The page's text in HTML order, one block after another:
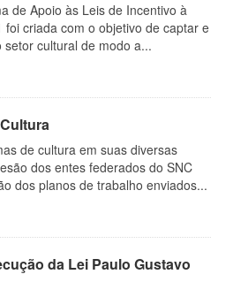
de Apoio às Leis de Incentivo à
foi criada com o objetivo de captar e
cultural de modo a...
de cultura em suas diversas
dos entes federados do SNC
dos planos de trabalho enviados...
da Lei Paulo Gustavo